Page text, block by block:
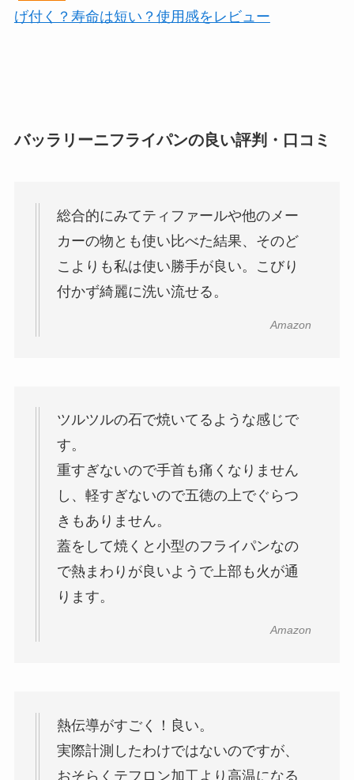
げ付く？寿命は短い？使用感をレビュー
バッラリーニフライパンの良い評判・口コミ
総合的にみてティファールや他のメー
カーの物とも使い比べた結果、そのど
こよりも私は使い勝手が良い。こびり
付かず綺麗に洗い流せる。
Amazon
ツルツルの石で焼いてるような感じで
す。
重すぎないので手首も痛くなりません
し、軽すぎないので五徳の上でぐらつ
きもありません。
蓋をして焼くと小型のフライパンなの
で熱まわりが良いようで上部も火が通
ります。
Amazon
熱伝導がすごく！良い。
実際計測したわけではないのですが、
おそらくテフロン加工より高温になる